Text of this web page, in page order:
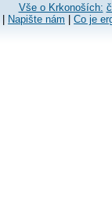
Vše o Krkonoších:
Napište nám Co je